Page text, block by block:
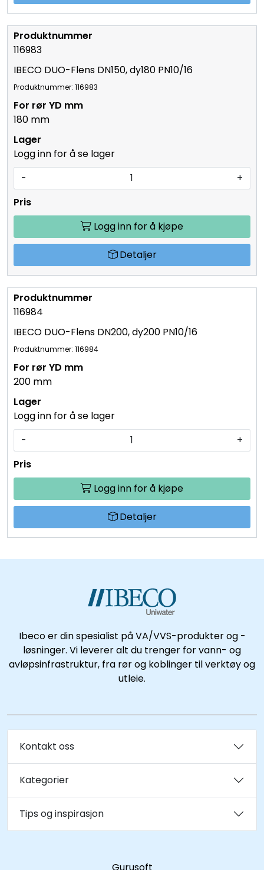
116983
IBECO DUO-Flens DN150, dy180 PN10/16
Produktnummer: 116983
180 mm
Logg inn for å se lager
-
+
Logg inn for å kjøpe
Detaljer
116984
IBECO DUO-Flens DN200, dy200 PN10/16
Produktnummer: 116984
200 mm
Logg inn for å se lager
-
+
Logg inn for å kjøpe
Detaljer
Ibeco er din spesialist på VA/VVS-produkter og -
løsninger. Vi leverer alt du trenger for vann- og
avløpsinfrastruktur, fra rør og koblinger til verktøy og
utleie.
Kontakt oss
Kategorier
Tips og inspirasjon